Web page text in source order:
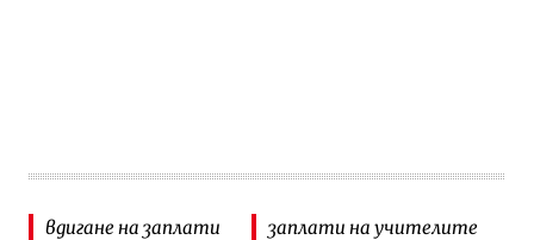
вдигане на заплати заплати на учителите